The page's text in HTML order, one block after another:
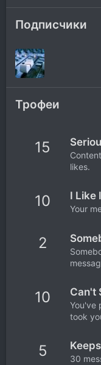
Подписчики
Трофеи
15
likes.
10 I Like
Your
2
10 Can't
You've
took
5 30